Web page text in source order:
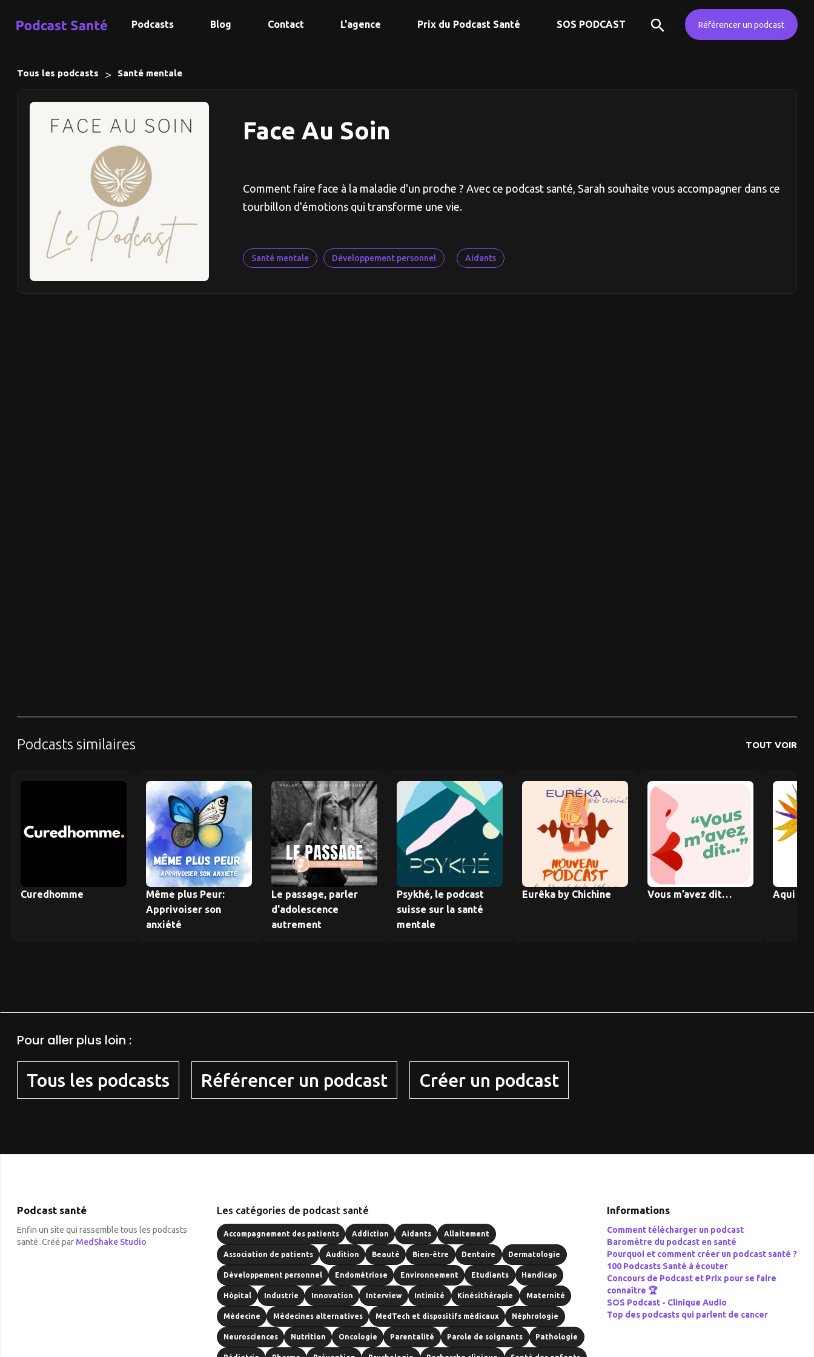
Référencer un podcast
Podcasts Blog Contact L'agence Prix du Podcast Santé SOS PODCAST
Tous les podcasts > Santé mentale
Face Au Soin
Comment faire face à la maladie d'un proche ? Avec ce podcast santé, Sarah souhaite vous accompagner dans ce
tourbillon d'émotions qui transforme une vie.
Santé mentale Développement personnel Aidants
Podcasts similaires TOUT VOIR
Curedhomme
Même plus Peur:
Apprivoiser son
anxiété
Le passage, parler
d'adolescence
autrement
Psykhé, le podcast
suisse sur la santé
mentale
Eurêka by Chichine Vous m’avez dit… Aqui Ba
Pour aller plus loin :
Tous les podcasts Référencer un podcast Créer un podcast
Podcast santé
Enfin un site qui rassemble tous les podcasts
santé. Créé par MedShake Studio
Les catégories de podcast santé
Accompagnement des patients Addiction Aidants Allaitement
Association de patients Audition Beauté Bien-être Dentaire Dermatologie
Développement personnel Endométriose Environnement Etudiants Handicap
Hôpital Industrie Innovation Interview Intimité Kinésithérapie Maternité
Médecine Médecines alternatives MedTech et dispositifs médicaux Néphrologie
Neurosciences Nutrition Oncologie Parentalité Parole de soignants Pathologie
Informations
Comment télécharger un podcast
Baromètre du podcast en santé
Pourquoi et comment créer un podcast santé ?
100 Podcasts Santé à écouter
Concours de Podcast et Prix pour se faire
connaître 🏆
SOS Podcast - Clinique Audio
Top des podcasts qui parlent de cancer